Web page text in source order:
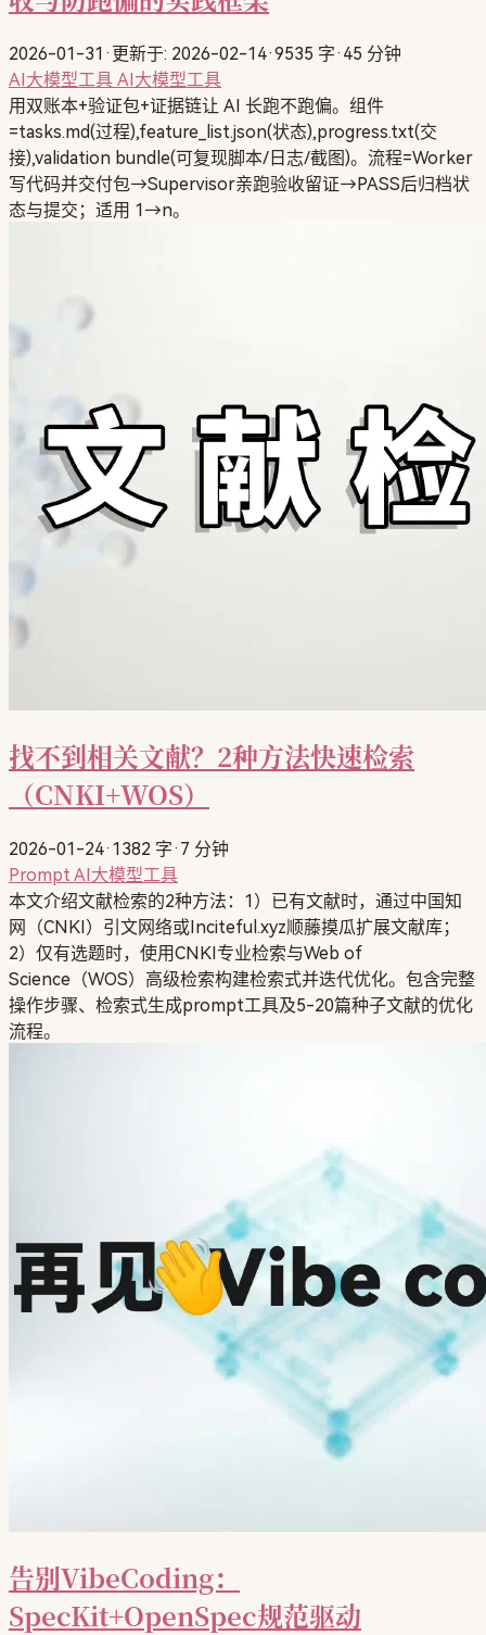
2026-01-31 · 更新于: 2026-02-14·9535 字· 45 分钟
AI大模型工具 AI大模型工具
用双账本+验证包+证据链让 AI 长跑不跑偏。组件
=tasks.md(过程),feature_list.json(状态),progress.txt(交
接),validation bundle(可复现脚本/日志/截图)。流程=Worker
写代码并交付包→Supervisor亲跑验收留证→PASS后归档状
态与提交；适用 1→n。
找不到相关文献？2种方法快速检索
（CNKI+WOS）
2026-01-24· 1382 字· 7 分钟
Prompt AI大模型工具
本文介绍文献检索的2种方法：1）已有文献时，通过中国知
网（CNKI）引文网络或Inciteful.xyz顺藤摸瓜扩展文献库；
2）仅有选题时，使用CNKI专业检索与Web of
Science（WOS）高级检索构建检索式并迭代优化。包含完整
操作步骤、检索式生成prompt工具及5-20篇种子文献的优化
流程。
告别VibeCoding：
SpecKit+OpenSpec规范驱动